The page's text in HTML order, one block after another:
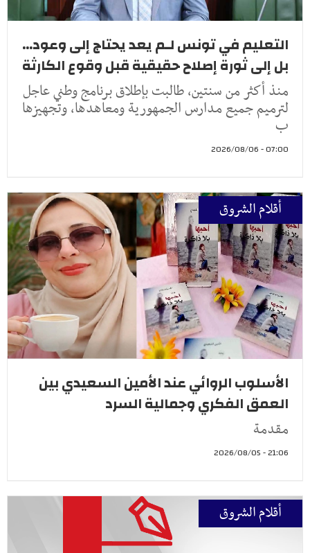
التعليم في تونس لـم يعد يحتاج إلى وعود...
بل إلى ثورة إصلاح حقيقية قبل وقوع الكارثة
منذ أكثر من سنتين، طالبت بإطلاق برنامج وطني عاجل
لترميم جميع مدارس الجمهورية ومعاهدها، وتجهيزها
ب
07:00 - 2026/08/06
أقلام الشروق
الأسلوب الروائي عند الأمين السعيدي بين
العمق الفكري وجمالية السرد
مقدمة
21:06 - 2026/08/05
أقلام الشروق